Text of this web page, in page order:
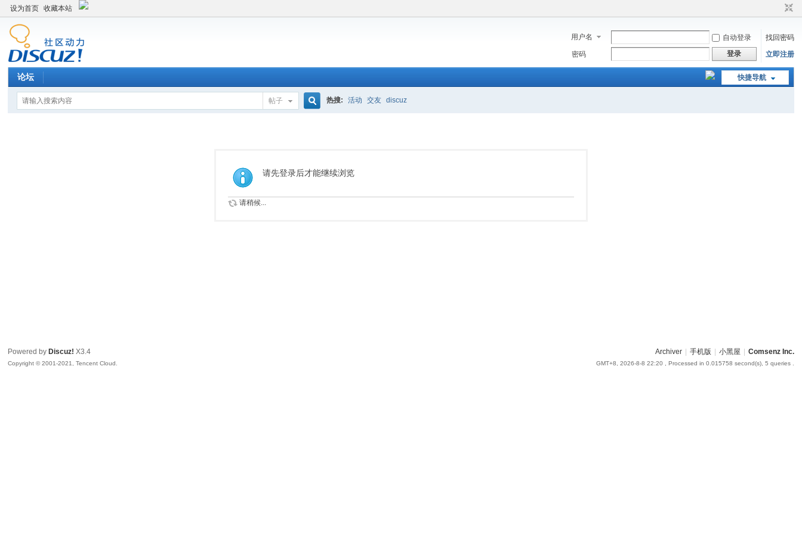
设为首页 收藏本站
用户名 自动登录
找回密码
密码
登录 立即注册
快捷导航
论坛
帖子
索
热搜: 活动 交友 discuz
请先登录后才能继续浏览
请稍候...
Archiver 手机版 小黑屋 Comsenz Inc.
GMT+8, 2026-8-8 22:20 , Processed in 0.015758 second(s), 5 queries .
Powered by Discuz! X3.4
Copyright © 2001-2021, Tencent Cloud.